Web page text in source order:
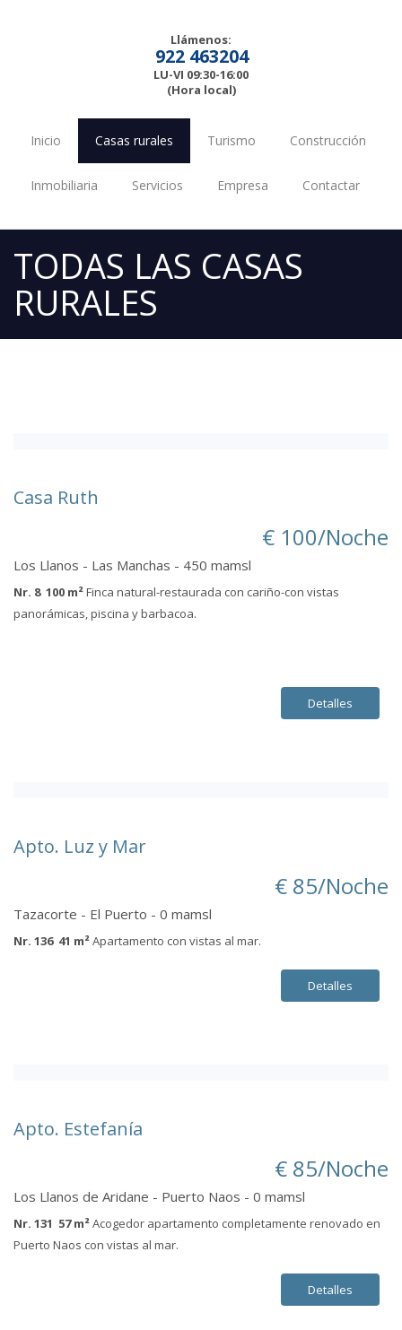
Llámenos:
922 463204
LU-VI 09:30-16:00
(Hora local)
Inicio Casas rurales Turismo Construcción
Inmobiliaria Servicios Empresa Contactar
TODAS LAS CASAS
RURALES
Casa Ruth
€ 100/Noche
Los Llanos - Las Manchas - 450 mamsl
Nr. 8 100 m²Finca natural-restaurada con cariño-con vistas
panorámicas, piscina y barbacoa.
Detalles
Apto. Luz y Mar
€ 85/Noche
Tazacorte - El Puerto - 0 mamsl
Nr. 136 41 m²Apartamento con vistas al mar.
Detalles
Apto. Estefanía
€ 85/Noche
Los Llanos de Aridane - Puerto Naos - 0 mamsl
Nr. 131 57 m²Acogedor apartamento completamente renovado en
Puerto Naos con vistas al mar.
Detalles